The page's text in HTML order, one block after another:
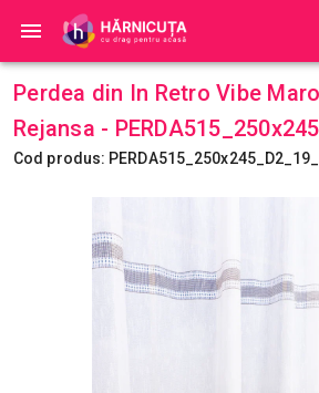
Perdea din In Retro Vibe
Rejansa -
Cod produs: